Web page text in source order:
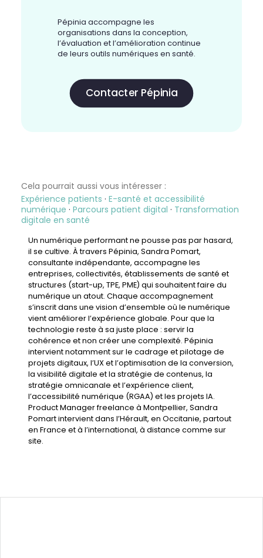
Pépinia accompagne les
organisations dans la conception,
l’évaluation et l’amélioration continue
de leurs outils numériques en santé.
Contacter Pépinia
Cela pourrait aussi vous intéresser :
Expérience patients · E-santé et accessibilité
numérique · Parcours patient digital · Transformation
digitale en santé
Un numérique performant ne pousse pas par hasard,
il se cultive. À travers Pépinia,Sandra Pomart,
consultante indépendante, accompagne les
entreprises, collectivités, établissements de santé et
structures (start-up, TPE, PME) qui souhaitent faire du
numérique un atout. Chaque accompagnement
s’inscrit dans une vision d’ensemble où le numérique
vient améliorer l’expérience globale. Pour que la
technologie reste à sa juste place : servir la
cohérence et non créer une complexité. Pépinia
intervient notamment sur lecadrage et pilotage de
projets digitaux, l’UX et l’optimisation de la conversion,
lavisibilité digitale et la stratégie de contenus, la
stratégie omnicanale et l’expérience client,
l’accessibilité numérique (RGAA)et lesprojets IA.
Product Manager freelance à Montpellier, Sandra
Pomart intervient dans l’Hérault, en Occitanie, partout
en France et à l’international, à distance comme sur
site.